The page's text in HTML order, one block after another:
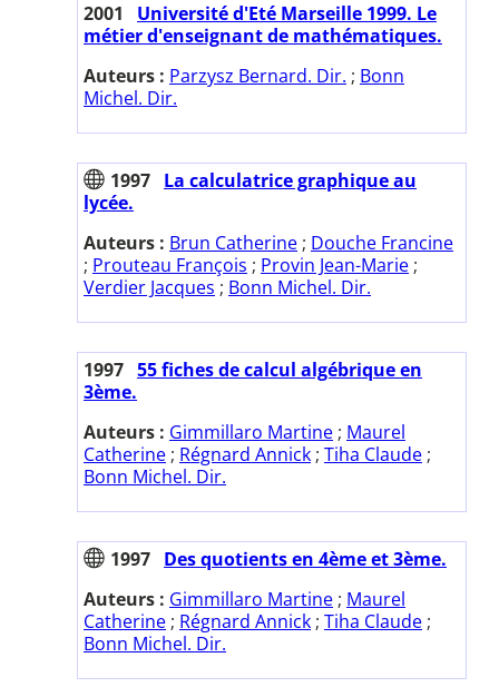
2001
Université d'Eté Marseille 1999. Le
métier d'enseignant de mathématiques.
Auteurs : Parzysz Bernard. Dir. ; Bonn
Michel. Dir.
1997 La calculatrice graphique au
lycée.
Auteurs : Brun Catherine ; Douche Francine
; Prouteau François ; Provin Jean-Marie ;
Verdier Jacques ; Bonn Michel. Dir.
1997 55 fiches de calcul algébrique en
3ème.
Auteurs : Gimmillaro Martine ; Maurel
Catherine ; Régnard Annick ; Tiha Claude ;
Bonn Michel. Dir.
1997 Des quotients en 4ème et 3ème.
Auteurs : Gimmillaro Martine ; Maurel
Catherine ; Régnard Annick ; Tiha Claude ;
Bonn Michel. Dir.